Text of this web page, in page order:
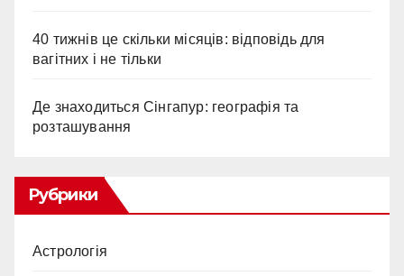
40 тижнів це скільки місяців: відповідь для
вагітних і не тільки
Де знаходиться Сінгапур: географія та
розташування
Рубрики
Астрологія